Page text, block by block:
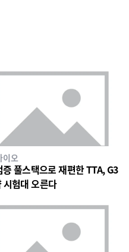
오
증 풀스택으로 재편한 TTA, G3
시험대 오른다